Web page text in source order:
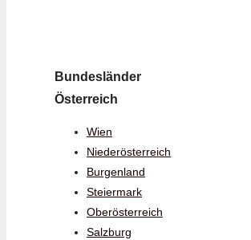
Bundesländer
Österreich
Wien
Niederösterreich
Burgenland
Steiermark
Oberösterreich
Salzburg